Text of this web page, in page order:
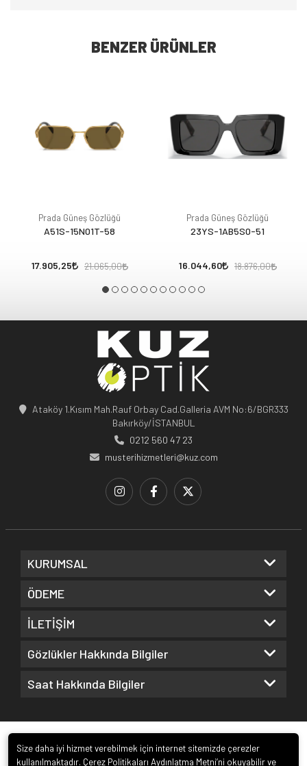
BENZER ÜRÜNLER
Prada Güneş Gözlüğü
A51S-15N01T-58
17.905,25 21.065,00
Prada Güneş Gözlüğü
23YS-1AB5S0-51
16.044,60 18.876,00
Ataköy 1.Kısım Mah.Rauf Orbay Cad.Galleria AVM No:6/BGR333
Bakırköy/İSTANBUL
0212 560 47 23
musterihizmetleri@kuz.com
KURUMSAL
ÖDEME
İLETİŞİM
Gözlükler Hakkında Bilgiler
Saat Hakkında Bilgiler
Size daha iyi hizmet verebilmek için internet sitemizde çerezler
kullanılmaktadır. Çerez Politikaları Aydınlatma Metni’ni okuyabilir ve